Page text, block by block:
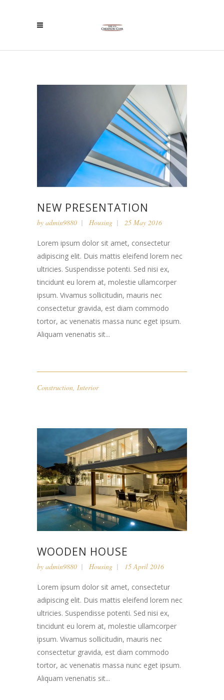
NEW PRESENTATION
by admin9880 Housing 25 May 2016
Lorem ipsum dolor sit amet, consectetur
adipiscing elit. Duis mattis eleifend lorem nec
ultricies. Suspendisse potenti. Sed nisi ex,
tincidunt eu lorem at, molestie ullamcorper
ipsum. Vivamus sollicitudin, mauris nec
consectetur gravida, est diam commodo
tortor, ac venenatis massa nunc eget ipsum.
Aliquam venenatis sit...
Construction, Interior
WOODEN HOUSE
by admin9880 Housing 15 April 2016
Lorem ipsum dolor sit amet, consectetur
adipiscing elit. Duis mattis eleifend lorem nec
ultricies. Suspendisse potenti. Sed nisi ex,
tincidunt eu lorem at, molestie ullamcorper
ipsum. Vivamus sollicitudin, mauris nec
consectetur gravida, est diam commodo
tortor, ac venenatis massa nunc eget ipsum.
Aliquam venenatis sit...